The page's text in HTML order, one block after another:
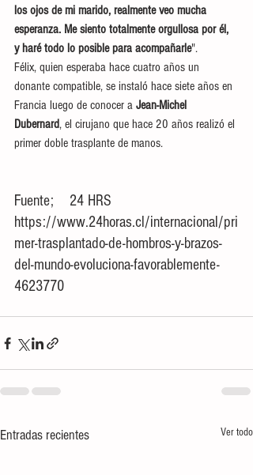
los ojos de mi marido, realmente veo mucha
esperanza. Me siento totalmente orgullosa por él,
y haré todo lo posible para acompañarle".
Félix, quien esperaba hace cuatro años un
donante compatible, se instaló hace siete años en
Francia luego de conocer a Jean-Michel
Dubernard, el cirujano que hace 20 años realizó el
primer doble trasplante de manos.
Fuente;    24 HRS
https://www.24horas.cl/internacional/pri
mer-trasplantado-de-hombros-y-brazos-
del-mundo-evoluciona-favorablemente-
4623770
Entradas recientes Ver todo